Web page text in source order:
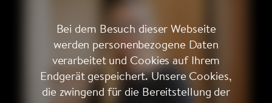
Bei dem Besuch dieser Webseite
werden personenbezogene Daten
verarbeitet und Cookies auf Ihrem
Endgerät gespeichert. Unsere Cookies,
die zwingend für die Bereitstellung der